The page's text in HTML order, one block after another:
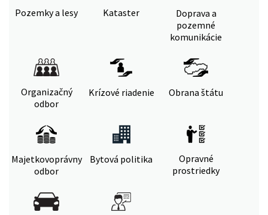
Pozemky a lesy Kataster
Doprava a
pozemné
komunikácie
Organizačný
odbor
Krízové riadenie Obrana štátu
Majetkovoprávny
odbor
Bytová politika
Opravné
prostriedky